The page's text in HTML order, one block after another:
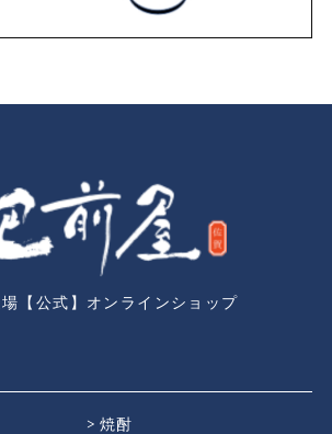
【公式】オンラインショップ
焼酎